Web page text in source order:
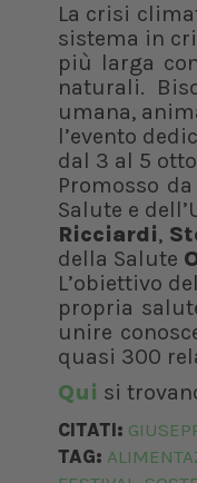
La crisi
sistema in
più larga
naturali.
umana,
l’evento
dal 3 al 5
Promosso
Salute e
Ricciardi,
della Salute
L’obiettivo
propria
unire
quasi 300
Qui si
CITATI:
TAG: